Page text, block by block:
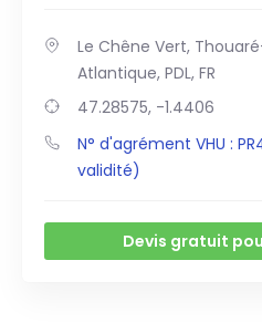
Le Chêne Vert,
Atlantique, PDL, FR
47.28575, -1.4406
N° d'agrément VHU :
validité)
Devis gratuit